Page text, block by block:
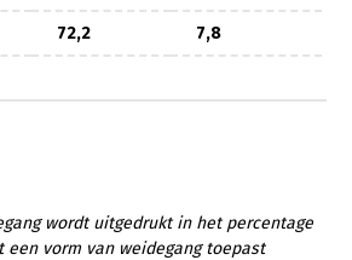
72,2 7,8
wordt uitgedrukt in het percentage
vorm van weidegang toepast